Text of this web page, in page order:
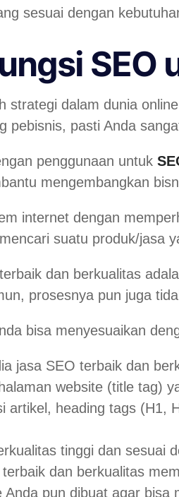
sesuai dengan
SEO
strategi dalam dunia
pebisnis, pasti Anda
penggunaan untuk
mengembangkan
internet dengan
suatu produk/jasa
dan berkualitas
prosesnya pun juga
bisa menyesuaikan
jasa SEO terbaik dan
website (title tag)
artikel, heading tags
tinggi dan sesuai
dan berkualitas
pun dibuat agar bisa